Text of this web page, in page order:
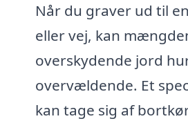
Når du graver ud til
eller vej, kan
overskydende jord
overvældende. Et
kan tage sig af